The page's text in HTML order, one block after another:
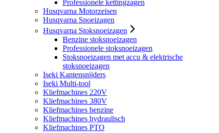
Professionele kettingzagen
Husqvarna Motorzeisen
Husqvarna Snoeizagen
Husqvarna Stoksnoeizagen
Benzine stoksnoeizagen
Professionele stoksnoeizagen
Stoksnoeizagen met accu & elektrische
stoksnoeizagen
Iseki Kantensnijders
Iseki Multi-tool
Kliefmachines 220V
Kliefmachines 380V
Kliefmachines benzine
Kliefmachines hydraulisch
Kliefmachines PTO